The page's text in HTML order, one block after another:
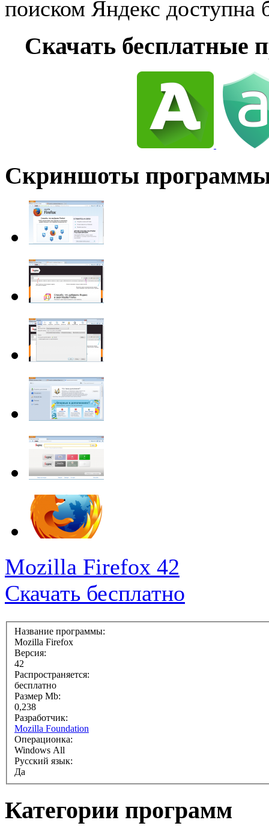
поиском Яндекс доступна
Cкачать бесплатные
Скриншоты
Mozilla Firefox 42
Скачать бесплатно
Название программы:
Mozilla Firefox
Версия:
42
Распространяется:
бесплатно
Размер Mb:
0,238
Разработчик:
Mozilla Foundation
Операционка:
Windows All
Русский язык:
Да
Категории программ